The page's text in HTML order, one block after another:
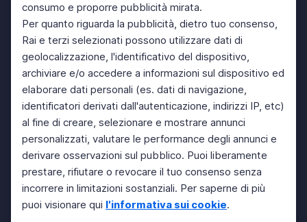
consumo e proporre pubblicità mirata.
Per quanto riguarda la pubblicità, dietro tuo consenso,
Rai e terzi selezionati possono utilizzare dati di
geolocalizzazione, l'identificativo del dispositivo,
archiviare e/o accedere a informazioni sul dispositivo ed
elaborare dati personali (es. dati di navigazione,
identificatori derivati dall'autenticazione, indirizzi IP, etc)
al fine di creare, selezionare e mostrare annunci
personalizzati, valutare le performance degli annunci e
derivare osservazioni sul pubblico. Puoi liberamente
prestare, rifiutare o revocare il tuo consenso senza
incorrere in limitazioni sostanziali. Per saperne di più
puoi visionare qui l'informativa sui cookie.